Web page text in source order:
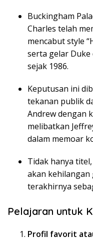
Buckingham
Charles telah
mencabut style
serta gelar
sejak 1986.
Keputusan ini
tekanan publik
Andrew dengan
melibatkan
dalam memoar
Tidak hanya
akan
terakhirnya
Pelajaran untuk
Profil favorit